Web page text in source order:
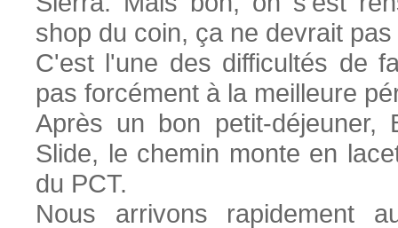
shop du coin, ça ne devrait
C'est l'une des difficultés de
pas forcément à la meilleure
Après un bon petit-
Slide, le chemin monte en
du PCT.
Nous arrivons rapidement